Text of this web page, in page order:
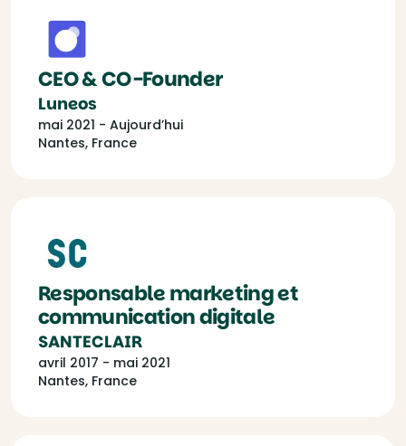
CEO & CO-Founder
Luneos
mai 2021 - Aujourd’hui
Nantes, France
Responsable marketing et
communication digitale
SANTECLAIR
avril 2017 - mai 2021
Nantes, France